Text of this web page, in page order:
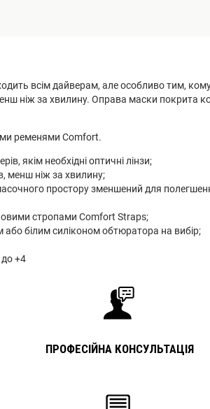
всім дайверам, але особливо тим,
ніж за хвилину. Оправа маски
ременями Comfort.
якім необхідні оптичні лінзи;
менш ніж за хвилину;
простору зменшений для
стропами Comfort Straps;
білим силіконом обтюратора на вибір;
до +4
ПРОФЕСІЙНА КОНСУЛЬТАЦІЯ